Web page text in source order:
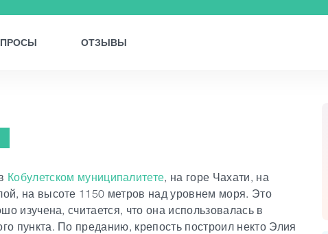
ОТЗЫВЫ
Кобулетском муниципалитете, на горе Чахати, на
на высоте 1150 метров над уровнем моря. Это
изучена, считается, что она использовалась в
пункта. По преданию, крепость построил некто Элия